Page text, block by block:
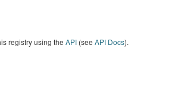
registry using the API (see API Docs).